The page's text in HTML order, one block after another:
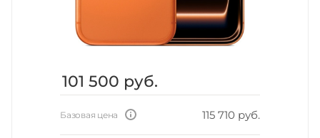
101 500 руб.
Базовая цена 115 710 руб.